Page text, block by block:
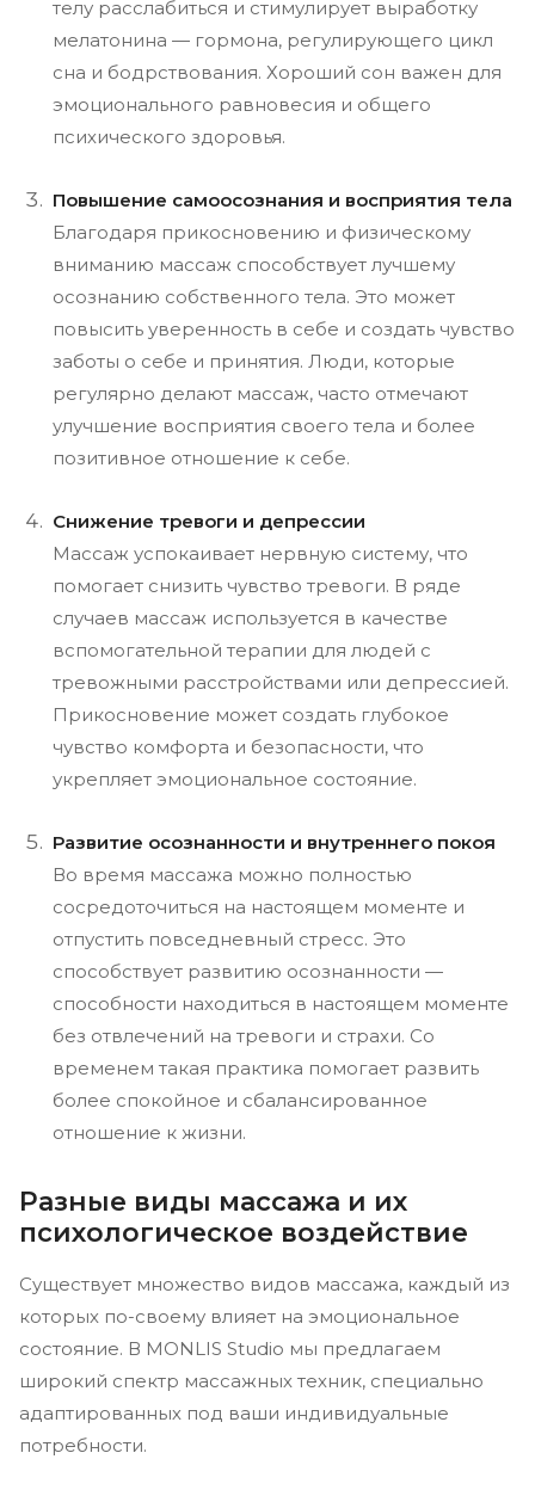
телу расслабиться и стимулирует выработку
мелатонина — гормона, регулирующего цикл
сна и бодрствования. Хороший сон важен для
эмоционального равновесия и общего
психического здоровья.
Повышение самоосознания и восприятия тела
Благодаря прикосновению и физическому
вниманию массаж способствует лучшему
осознанию собственного тела. Это может
повысить уверенность в себе и создать чувство
заботы о себе и принятия. Люди, которые
регулярно делают массаж, часто отмечают
улучшение восприятия своего тела и более
позитивное отношение к себе.
Снижение тревоги и депрессии
Массаж успокаивает нервную систему, что
помогает снизить чувство тревоги. В ряде
случаев массаж используется в качестве
вспомогательной терапии для людей с
тревожными расстройствами или депрессией.
Прикосновение может создать глубокое
чувство комфорта и безопасности, что
укрепляет эмоциональное состояние.
Развитие осознанности и внутреннего покоя
Во время массажа можно полностью
сосредоточиться на настоящем моменте и
отпустить повседневный стресс. Это
способствует развитию осознанности —
способности находиться в настоящем моменте
без отвлечений на тревоги и страхи. Со
временем такая практика помогает развить
более спокойное и сбалансированное
отношение к жизни.
Разные виды массажа и их
психологическое воздействие
Существует множество видов массажа, каждый из
которых по-своему влияет на эмоциональное
состояние. В MONLIS Studio мы предлагаем
широкий спектр массажных техник, специально
адаптированных под ваши индивидуальные
потребности.